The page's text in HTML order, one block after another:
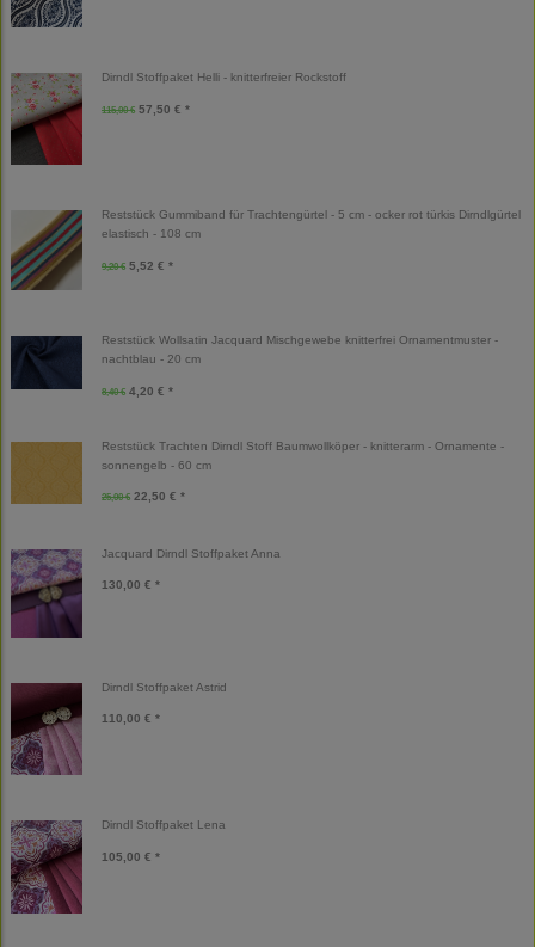
Dirndl Stoffpaket Helli - knitterfreier Rockstoff
115,00 € 57,50 € *
Reststück Gummiband für Trachtengürtel - 5 cm - ocker rot türkis Dirndlgürtel
elastisch - 108 cm
9,20 € 5,52 € *
Reststück Wollsatin Jacquard Mischgewebe knitterfrei Ornamentmuster -
nachtblau - 20 cm
8,40 € 4,20 € *
Reststück Trachten Dirndl Stoff Baumwollköper - knitterarm - Ornamente -
sonnengelb - 60 cm
25,00 € 22,50 € *
Jacquard Dirndl Stoffpaket Anna
130,00 € *
Dirndl Stoffpaket Astrid
110,00 € *
Dirndl Stoffpaket Lena
105,00 € *